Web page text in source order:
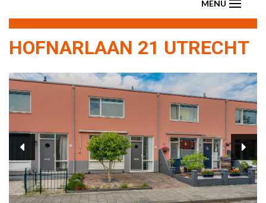
HOFNARLAAN 21 UTRECHT